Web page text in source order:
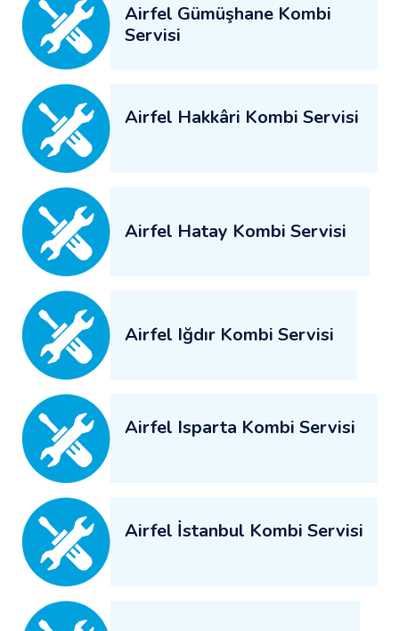
Airfel Gümüşhane Kombi
Servisi
Airfel Hakkâri Kombi Servisi
Airfel Hatay Kombi Servisi
Airfel Iğdır Kombi Servisi
Airfel Isparta Kombi Servisi
Airfel İstanbul Kombi Servisi